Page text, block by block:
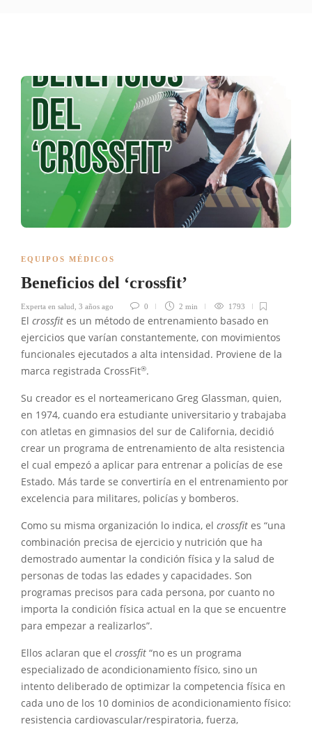
EQUIPOS MÉDICOS
Beneficios del ‘crossfit’
Experta en salud 3 años ago 0 2 min 1793
El crossfit es un método de entrenamiento basado en
ejercicios que varían constantemente, con movimientos
funcionales ejecutados a alta intensidad. Proviene de la
marca registrada CrossFit®.
Su creador es el norteamericano Greg Glassman, quien,
en 1974, cuando era estudiante universitario y trabajaba
con atletas en gimnasios del sur de California, decidió
crear un programa de entrenamiento de alta resistencia
el cual empezó a aplicar para entrenar a policías de ese
Estado. Más tarde se convertiría en el entrenamiento por
excelencia para militares, policías y bomberos.
Como su misma organización lo indica, el crossfit es “una
combinación precisa de ejercicio y nutrición que ha
demostrado aumentar la condición física y la salud de
personas de todas las edades y capacidades. Son
programas precisos para cada persona, por cuanto no
importa la condición física actual en la que se encuentre
para empezar a realizarlos”.
Ellos aclaran que el crossfit “no es un programa
especializado de acondicionamiento físico, sino un
intento deliberado de optimizar la competencia física en
cada uno de los 10 dominios de acondicionamiento físico:
resistencia cardiovascular/respiratoria, fuerza,